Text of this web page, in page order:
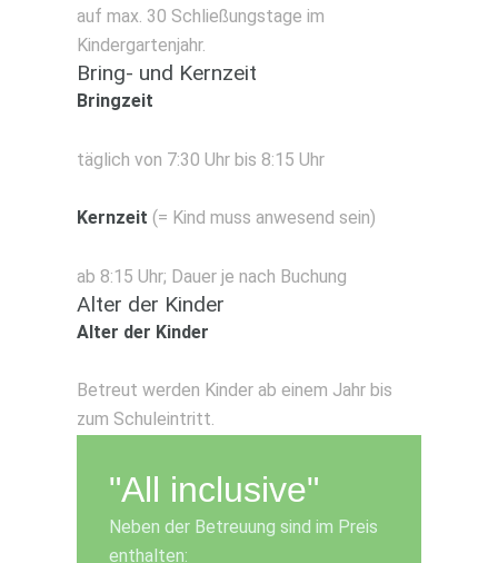
Krippe 1-3 Jahre
STUNDENANZAHL
2 bis 3 Std.
215 Euro
3 bis 4 Std.
4 bis 5 Std.
6 bis 7 Std.
380 Euro
7 bis 8 Std.
Kindergarten 3-6
auf max. 30 Schließungstage im
Kindergartenjahr.
Bring- und Kernzeit
Bringzeit
täglich von 7:30 Uhr bis 8:15 Uhr
Kernzeit (= Kind muss anwesend sein)
ab 8:15 Uhr; Dauer je nach Buchung
Alter der Kinder
Alter der Kinder
Betreut werden Kinder ab einem Jahr bis
zum Schuleintritt.
"All inclusive"
Neben der Betreuung sind im Preis
enthalten: